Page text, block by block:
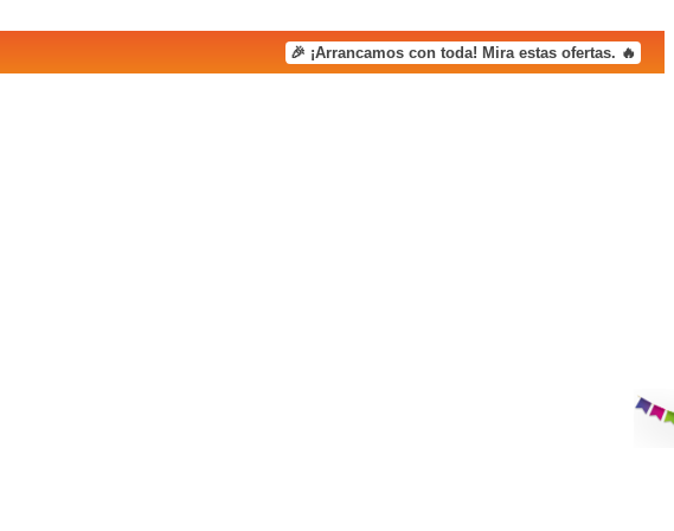
🎉 ¡Arrancamos con toda! Mira estas ofertas. 🔥